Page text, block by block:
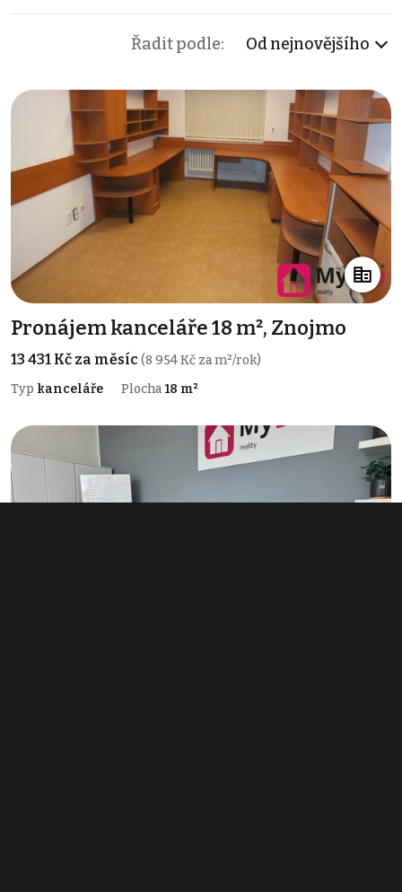
Řadit podle: Od nejnovějšího
Pronájem kanceláře 18 m², Znojmo
13 431 Kč za měsíc(8 954 Kč za m²/rok)
Typ kanceláře Plocha18 m²